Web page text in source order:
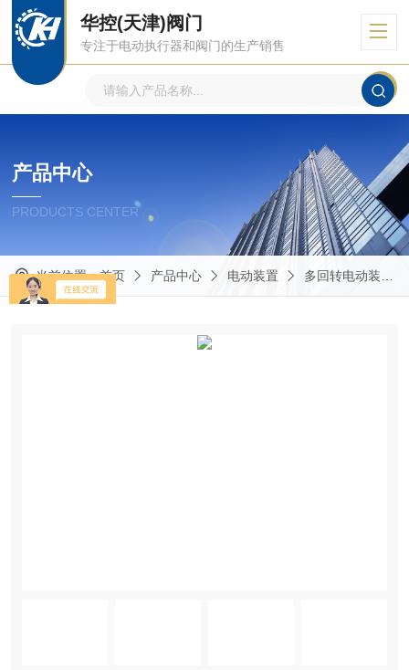
华控(天津)阀门
专注于电动执行器和阀门的生产销售
产品中心
PRODUCTS CENTER
当前位置：首页 产品中心 电动装置 多回转电动装置